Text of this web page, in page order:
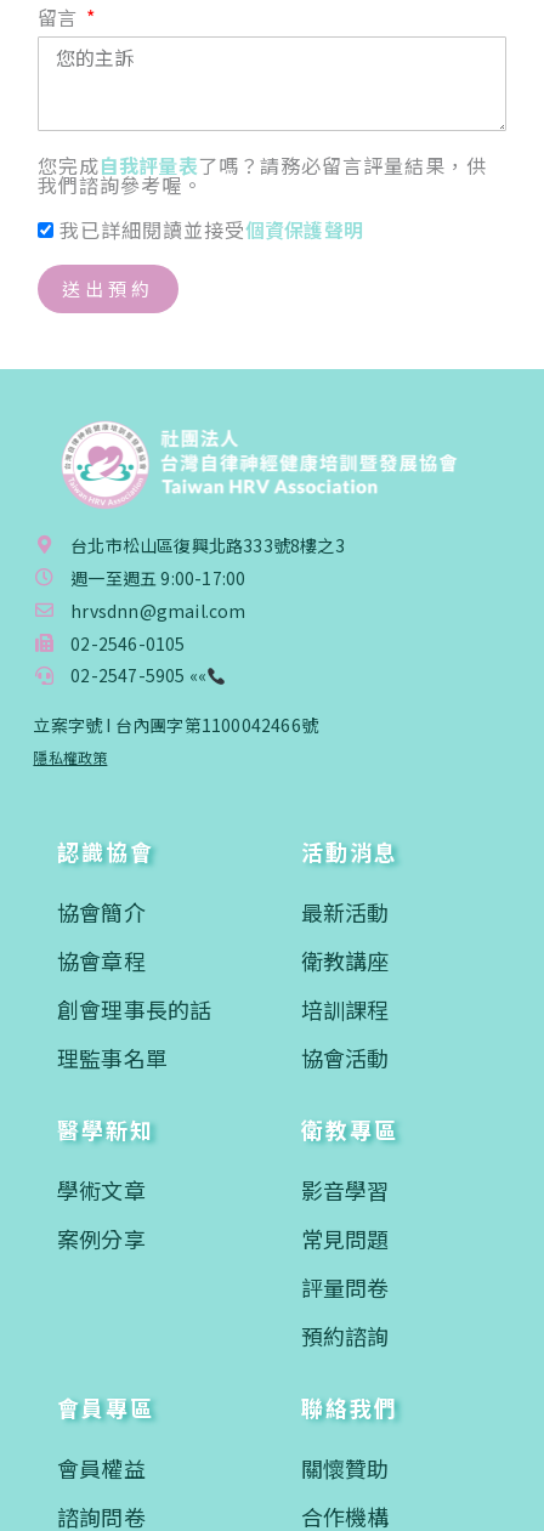
留言
您完成自我評量表了嗎？請務必留言評量結果，供
我們諮詢參考喔。
我已詳細閱讀並接受個資保護聲明
送出預約
台北市松山區復興北路333號8樓之3
週一至週五 9:00-17:00
hrvsdnn@gmail.com
02-2546-0105
02-2547-5905 ««
立案字號 I 台內團字第1100042466號
隱私權政策
認識協會
協會簡介
協會章程
創會理事長的話
理監事名單
活動消息
最新活動
衛教講座
培訓課程
協會活動
醫學新知
學術文章
案例分享
衛教專區
影音學習
常見問題
評量問卷
預約諮詢
會員專區
會員權益
諮詢問卷
聯絡我們
關懷贊助
合作機構